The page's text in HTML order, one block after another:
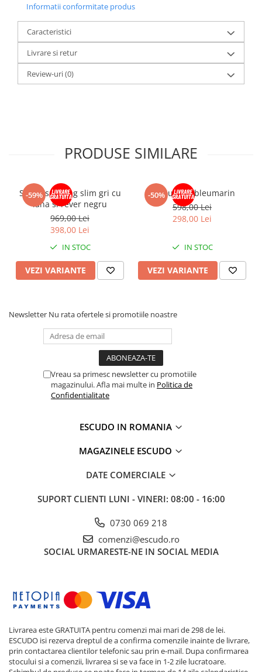
Informatii conformitate produs
Caracteristici
Livrare si retur
Review-uri(0)
PRODUSE SIMILARE
-59%
Sacou smoking slim gri cu
lana si rever negru
969,00 Lei
398,00 Lei
IN STOC
VEZI VARIANTE
-50%
Sacou slim bleumarin
598,00 Lei
298,00 Lei
IN STOC
VEZI VARIANTE
Newsletter Nu rata ofertele si promotiile noastre
Vreau sa primesc newsletter cu promotiile
magazinului. Afla mai multe in Politica de
Confidentialitate
ESCUDO IN ROMANIA
MAGAZINELE ESCUDO
DATE COMERCIALE
SUPORT CLIENTI LUNI - VINERI: 08:00 - 16:00
0730 069 218
comenzi@escudo.ro
SOCIAL URMARESTE-NE IN SOCIAL MEDIA
Livrarea este GRATUITA pentru comenzi mai mari de 298 de lei.
ESCUDO isi rezerva dreptul de a confirma comenzile inainte de livrare,
prin contactarea clientilor telefonic sau prin e-mail. Dupa confirmarea
stocului si a comenzii, livrarea si se va face in 1-2 zile lucratoare.